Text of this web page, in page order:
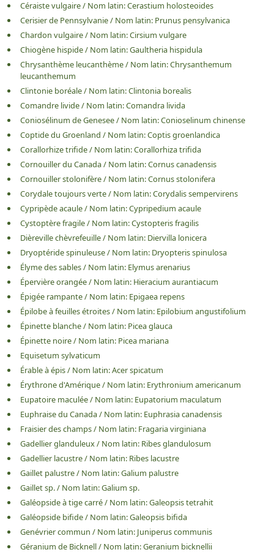
Céraiste vulgaire/ Nom latin:Cerastium holosteoides
Cerisier de Pennsylvanie/ Nom latin: Prunus pensylvanica
Chardon vulgaire/ Nom latin:Cirsium vulgare
Chiogène hispide/ Nom latin:Gaultheria hispidula
Chrysanthème leucanthème/ Nom latin:Chrysanthemum
leucanthemum
Clintonie boréale/ Nom latin:Clintonia borealis
Comandre livide/ Nom latin:Comandra livida
Coniosélinum de Genesee/ Nom latin:Conioselinum chinense
Coptide du Groenland / Nom latin:Coptis groenlandica
Corallorhize trifide/ Nom latin:Corallorhiza trifida
Cornouiller du Canada/ Nom latin:Cornus canadensis
Cornouiller stolonifère/ Nom latin:Cornus stolonifera
Corydale toujours verte/ Nom latin:Corydalis sempervirens
Cypripède acaule/ Nom latin:Cypripedium acaule
Cystoptère fragile/ Nom latin:Cystopteris fragilis
Dièreville chèvrefeuille/ Nom latin: Diervilla lonicera
Dryoptéride spinuleuse/ Nom latin: Dryopteris spinulosa
Élyme des sables/ Nom latin: Elymus arenarius
Épervière orangée/ Nom latin: Hieracium aurantiacum
Épigée rampante/ Nom latin: Epigaea repens
Épilobe à feuilles étroites/ Nom latin: Epilobium angustifolium
Épinette blanche/ Nom latin: Picea glauca
Épinette noire/ Nom latin: Picea mariana
Equisetum sylvaticum
Érable à épis/ Nom latin:Acer spicatum
Érythrone d'Amérique/ Nom latin: Erythronium americanum
Eupatoire maculée/ Nom latin: Eupatorium maculatum
Euphraise du Canada/ Nom latin: Euphrasia canadensis
Fraisier des champs/ Nom latin: Fragaria virginiana
Gadellier glanduleux/ Nom latin: Ribes glandulosum
Gadellier lacustre/ Nom latin: Ribes lacustre
Gaillet palustre/ Nom latin:Galium palustre
Gaillet sp./ Nom latin:Galium sp.
Galéopside à tige carré/ Nom latin:Galeopsis tetrahit
Galéopside bifide/ Nom latin:Galeopsis bifida
Genévrier commun / Nom latin: Juniperus communis
Géranium de Bicknell/ Nom latin:Geranium bicknellii